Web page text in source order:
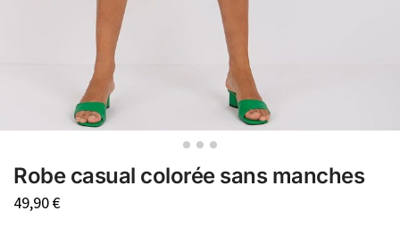
Robe casual colorée sans manches
49,90€